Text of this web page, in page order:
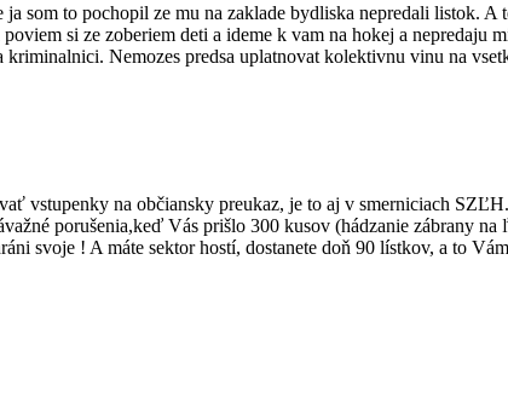
som to pochopil ze mu na zaklade bydliska nepredali listok. A
si ze zoberiem deti a ideme k vam na hokej a nepredaju
Nemozes predsa uplatnovat kolektivnu vinu na
vstupenky na občiansky preukaz, je to aj v smerniciach
porušenia,keď Vás prišlo 300 kusov (hádzanie zábrany
svoje ! A máte sektor hostí, dostanete doň 90 lístkov, a to